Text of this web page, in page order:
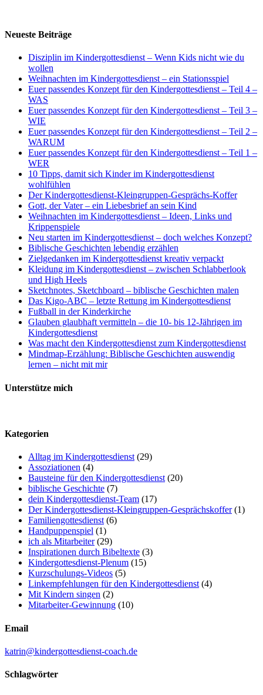
Neueste Beiträge
Disziplin im Kindergottesdienst – Wenn Kids nicht wie du
wollen
Weihnachten im Kindergottesdienst – ein Stationsspiel
Euer passendes Konzept für den Kindergottesdienst – Teil 4 –
WAS
Euer passendes Konzept für den Kindergottesdienst – Teil 3 –
WIE
Euer passendes Konzept für den Kindergottesdienst – Teil 2 –
WARUM
Euer passendes Konzept für den Kindergottesdienst – Teil 1 –
WER
10 Tipps, damit sich Kinder im Kindergottesdienst
wohlfühlen
Der Kindergottesdienst-Kleingruppen-Gesprächs-Koffer
Gott, der Vater – ein Liebesbrief an sein Kind
Weihnachten im Kindergottesdienst – Ideen, Links und
Krippenspiele
Neu starten im Kindergottesdienst – doch welches Konzept?
Biblische Geschichten lebendig erzählen
Zielgedanken im Kindergottesdienst kreativ verpackt
Kleidung im Kindergottesdienst – zwischen Schlabberlook
und High Heels
Sketchnotes, Sketchboard – biblische Geschichten malen
Das Kigo-ABC – letzte Rettung im Kindergottesdienst
Fußball in der Kinderkirche
Glauben glaubhaft vermitteln – die 10- bis 12-Jährigen im
Kindergottesdienst
Was macht den Kindergottesdienst zum Kindergottesdienst
Mindmap-Erzählung: Biblische Geschichten auswendig
lernen – nicht mit mir
Unterstütze mich
Kategorien
Alltag im Kindergottesdienst(29)
Assoziationen (4)
Bausteine für den Kindergottesdienst(20)
biblische Geschichte (7)
dein Kindergottesdienst-Team (17)
Der Kindergottesdienst-Kleingruppen-Gesprächskoffer(1)
Familiengottesdienst(6)
Handpuppenspiel (1)
ich als Mitarbeiter(29)
Inspirationen durch Bibeltexte (3)
Kindergottesdienst-Plenum (15)
Kurzschulungs-Videos (5)
Linkempfehlungen für den Kindergottesdienst(4)
Mit Kindern singen (2)
Mitarbeiter-Gewinnung (10)
Email
katrin@kindergottesdienst-coach.de
Schlagwörter